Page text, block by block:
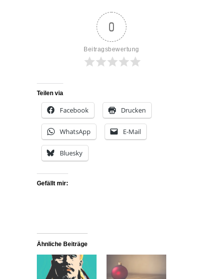
0
Beitragsbewertung
Teilen via
Facebook Drucken
WhatsApp E-Mail
Bluesky
Gefällt mir:
Ähnliche Beiträge